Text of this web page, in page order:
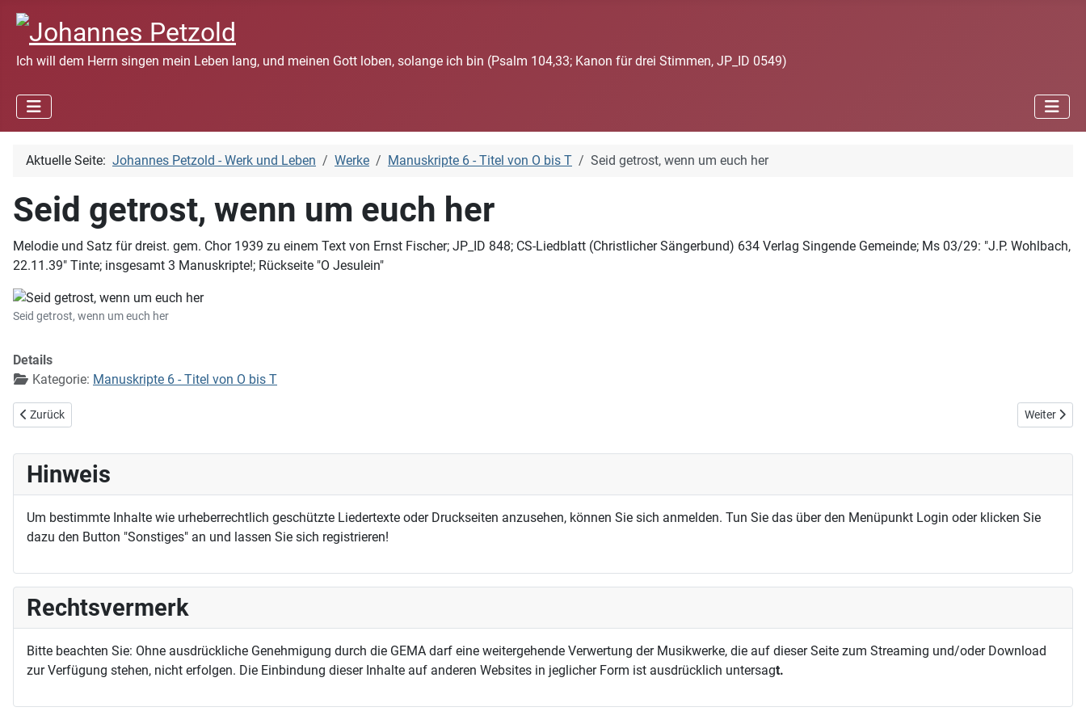
Ich will dem Herrn singen mein Leben lang, und meinen Gott loben, solange ich bin (Psalm 104,33; Kanon für drei Stimmen, JP_ID 0549)
Aktuelle Seite: Johannes Petzold - Werk und Leben Werke Manuskripte 6 - Titel von O bis T Seid getrost, wenn um euch her
Seid getrost, wenn um euch her
Melodie und Satz für dreist. gem. Chor 1939 zu einem Text von Ernst Fischer; JP_ID 848; CS-Liedblatt (Christlicher Sängerbund) 634 Verlag Singende Gemeinde; Ms 03/29: "J.P. Wohlbach,
22.11.39" Tinte; insgesamt 3 Manuskripte!; Rückseite "O Jesulein"
Seid getrost, wenn um euch her
Details
Kategorie: Manuskripte 6 - Titel von O bis T
Vorheriger Beitrag: Seid fröhlich, seid fröhlich im Herren
Zurück Nächster
Weiter
Hinweis
Um bestimmte Inhalte wie urheberrechtlich geschützte Liedertexte oder Druckseiten anzusehen, können Sie sich anmelden. Tun Sie das über den Menüpunkt Login oder klicken Sie
dazu den Button "Sonstiges" an und lassen Sie sich registrieren!
Rechtsvermerk
Bitte beachten Sie: Ohne ausdrückliche Genehmigung durch die GEMA darf eine weitergehende Verwertung der Musikwerke, die auf dieser Seite zum Streaming und/oder Download
zur Verfügung stehen, nicht erfolgen. Die Einbindung dieser Inhalte auf anderen Websites in jeglicher Form ist ausdrücklich untersagt.